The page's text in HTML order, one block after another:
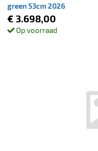
green 53cm 2026
€ 3.698,00
Op voorraad